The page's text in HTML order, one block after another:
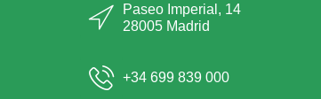
Paseo Imperial, 14
28005 Madrid
+34 699 839 000